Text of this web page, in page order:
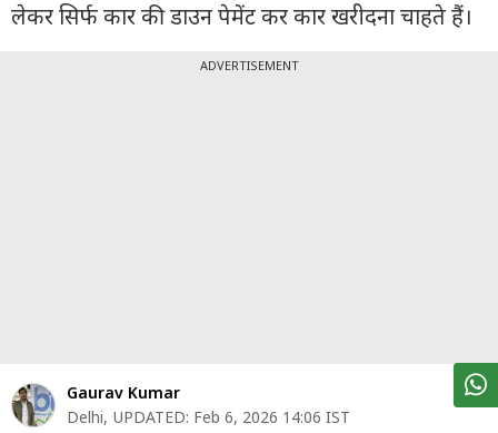
ट्रेंडिंग
लेकर सिर्फ कार की डाउन पेमेंट कर कार खरीदना चाहते हैं।
ADVERTISEMENT
Gaurav Kumar
Delhi, UPDATED: Feb 6, 2026 14:06 IST